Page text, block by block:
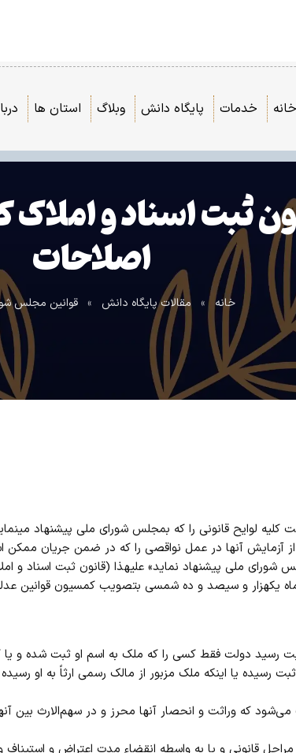
خانه خدمات پایگاه دانش وبلاگ استان ها
اصلاحات
خانه » مقالات پایگاه دانش » قوانین مجلس
۱۳۱۰ «وزیر عدلیه مجاز است کلیه لوایح قانونی را که بمجلس شورای ملی پیشنهاد
آزمایش آنها در عمل نواقصی را که در ضمن جریان
شورای ملی پیشنهاد نماید» علیهذا (قانون ثبت اسناد و
یکهزار و سیصد و ده شمسی بتصویب کمسیون قوانین
به ثبت رسید دولت فقط کسی را که ملک به اسم او ثبت شده و
رسیده یا اینکه ملک مزبور از مالک رسمی ارثاً به او
که وراثت و انحصار آنها محرز و در سهم‌الارث بین